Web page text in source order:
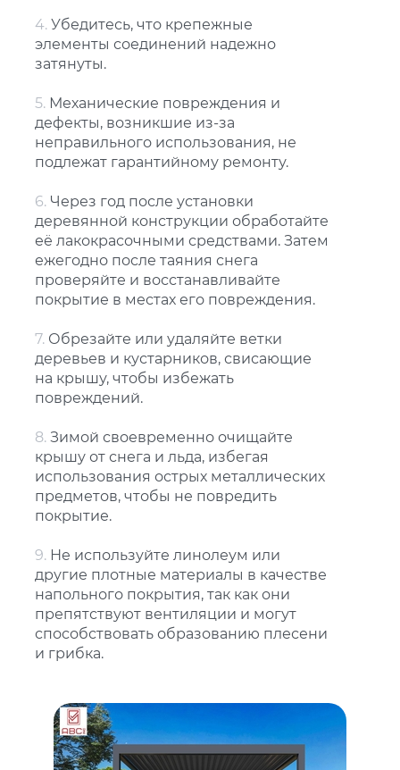
4. Убедитесь, что крепежные
элементы соединений надежно
затянуты.
5. Механические повреждения и
дефекты, возникшие из-за
неправильного использования, не
подлежат гарантийному ремонту.
6. Через год после установки
деревянной конструкции обработайте
её лакокрасочными средствами. Затем
ежегодно после таяния снега
проверяйте и восстанавливайте
покрытие в местах его повреждения.
7. Обрезайте или удаляйте ветки
деревьев и кустарников, свисающие
на крышу, чтобы избежать
повреждений.
8. Зимой своевременно очищайте
крышу от снега и льда, избегая
использования острых металлических
предметов, чтобы не повредить
покрытие.
9. Не используйте линолеум или
другие плотные материалы в качестве
напольного покрытия, так как они
препятствуют вентиляции и могут
способствовать образованию плесени
и грибка.